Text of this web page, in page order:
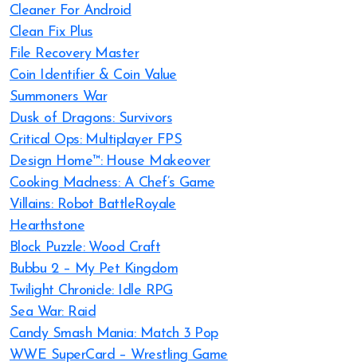
Cleaner For Android
Clean Fix Plus
File Recovery Master
Coin Identifier & Coin Value
Summoners War
Dusk of Dragons: Survivors
Critical Ops: Multiplayer FPS
Design Home™: House Makeover
Cooking Madness: A Chef’s Game
Villains: Robot BattleRoyale
Hearthstone
Block Puzzle: Wood Craft
Bubbu 2 – My Pet Kingdom
Twilight Chronicle: Idle RPG
Sea War: Raid
Candy Smash Mania: Match 3 Pop
WWE SuperCard – Wrestling Game